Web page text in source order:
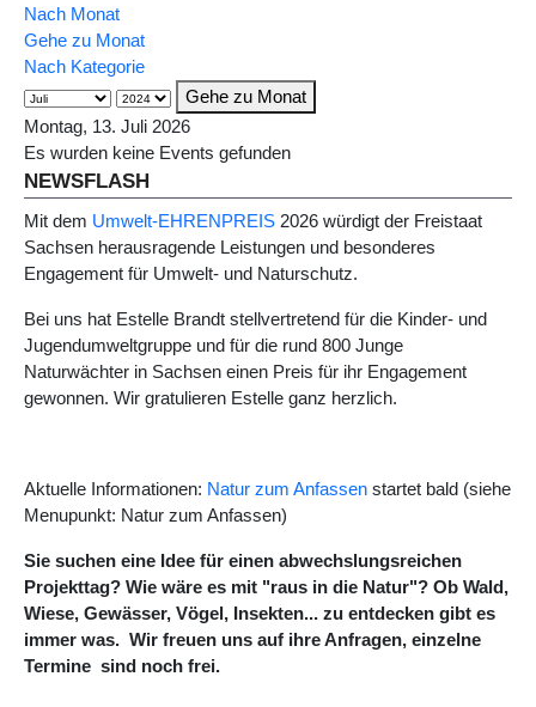
Nach Monat
Gehe zu Monat
Nach Kategorie
Gehe zu Monat
Montag, 13. Juli 2026
Es wurden keine Events gefunden
NEWSFLASH
Mit dem Umwelt-EHRENPREIS 2026 würdigt der Freistaat
Sachsen herausragende Leistungen und besonderes
Engagement für Umwelt- und Naturschutz.
Bei uns hat Estelle Brandt stellvertretend für die Kinder- und
Jugendumweltgruppe und für die rund 800 Junge
Naturwächter in Sachsen einen Preis für ihr Engagement
gewonnen. Wir gratulieren Estelle ganz herzlich.
Aktuelle Informationen: Natur zum Anfassen startet bald (siehe
Menupunkt: Natur zum Anfassen)
Sie suchen eine Idee für einen abwechslungsreichen
Projekttag? Wie wäre es mit "raus in die Natur"? Ob Wald,
Wiese, Gewässer, Vögel, Insekten... zu entdecken gibt es
immer was. Wir freuen uns auf ihre Anfragen, einzelne
Termine sind noch frei.